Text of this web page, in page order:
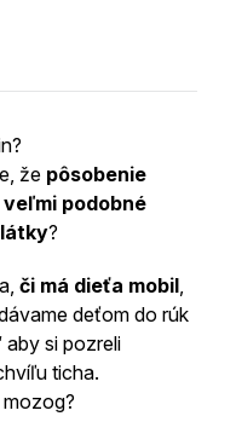
že pôsobenie
podobné
?
či má dieťa mobil,
deťom do rúk
aby si pozreli
ticha.